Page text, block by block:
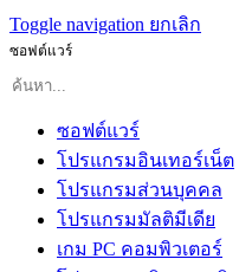
Toggle navigation ยกเลิก
ซอฟต์แวร์
ซอฟต์แวร์
โปรแกรมอินเทอร์เน็ต
โปรแกรมส่วนบุคคล
โปรแกรมมัลติมีเดีย
เกม PC คอมพิวเตอร์